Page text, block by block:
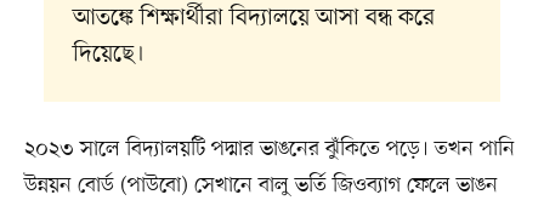
আতঙ্কে শিক্ষার্থীরা বিদ্যালয়ে আসা বন্ধ করে
দিয়েছে।
২০২৩ সালে বিদ্যালয়টি পদ্মার ভাঙনের ঝুঁকিতে পড়ে। তখন পানি
উন্নয়ন বোর্ড (পাউবো) সেখানে বালু ভর্তি জিওব্যাগ ফেলে ভাঙন